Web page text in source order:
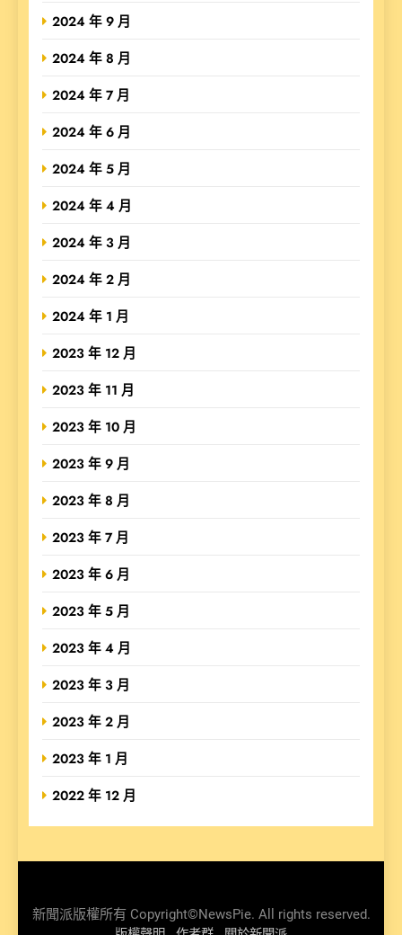
2024 年 9 月
2024 年 8 月
2024 年 7 月
2024 年 6 月
2024 年 5 月
2024 年 4 月
2024 年 3 月
2024 年 2 月
2024 年 1 月
2023 年 12 月
2023 年 11 月
2023 年 10 月
2023 年 9 月
2023 年 8 月
2023 年 7 月
2023 年 6 月
2023 年 5 月
2023 年 4 月
2023 年 3 月
2023 年 2 月
2023 年 1 月
2022 年 12 月
新聞派版權所有 Copyright©NewsPie. All rights reserved.